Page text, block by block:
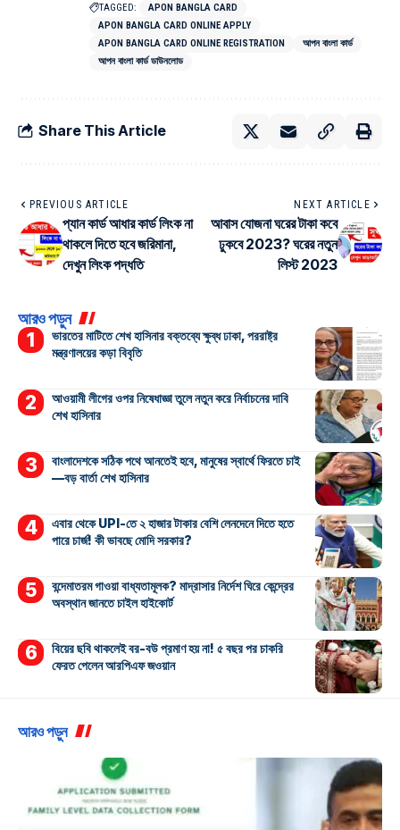
TAGGED:
APON BANGLA CARD
APON BANGLA CARD ONLINE APPLY
APON BANGLA CARD ONLINE REGISTRATION
আপন বাংলা কার্ড
আপন বাংলা কার্ড ডাউনলোড
Share This Article
PREVIOUS ARTICLE
প্যান কার্ড আধার কার্ড লিংক না
থাকলে দিতে হবে জরিমানা,
দেখুন লিংক পদ্ধতি
NEXT ARTICLE
আবাস যোজনা ঘরের টাকা কবে
ঢুকবে 2023? ঘরের নতুন
লিস্ট 2023
আরও পড়ুন
ভারতের মাটিতে শেখ হাসিনার বক্তব্যে ক্ষুব্ধ ঢাকা, পররাষ্ট্র
মন্ত্রণালয়ের কড়া বিবৃতি
আওয়ামী লীগের ওপর নিষেধাজ্ঞা তুলে নতুন করে নির্বাচনের দাবি
শেখ হাসিনার
বাংলাদেশকে সঠিক পথে আনতেই হবে, মানুষের স্বার্থে ফিরতে চাই
—বড় বার্তা শেখ হাসিনার
এবার থেকে UPI-তে ২ হাজার টাকার বেশি লেনদেনে দিতে হতে
পারে চার্জ! কী ভাবছে মোদি সরকার?
বন্দেমাতরম গাওয়া বাধ্যতামূলক? মাদ্রাসার নির্দেশ ঘিরে কেন্দ্রের
অবস্থান জানতে চাইল হাইকোর্ট
বিয়ের ছবি থাকলেই বর-বউ প্রমাণ হয় না! ৫ বছর পর চাকরি
ফেরত পেলেন আরপিএফ জওয়ান
আরও পড়ুন